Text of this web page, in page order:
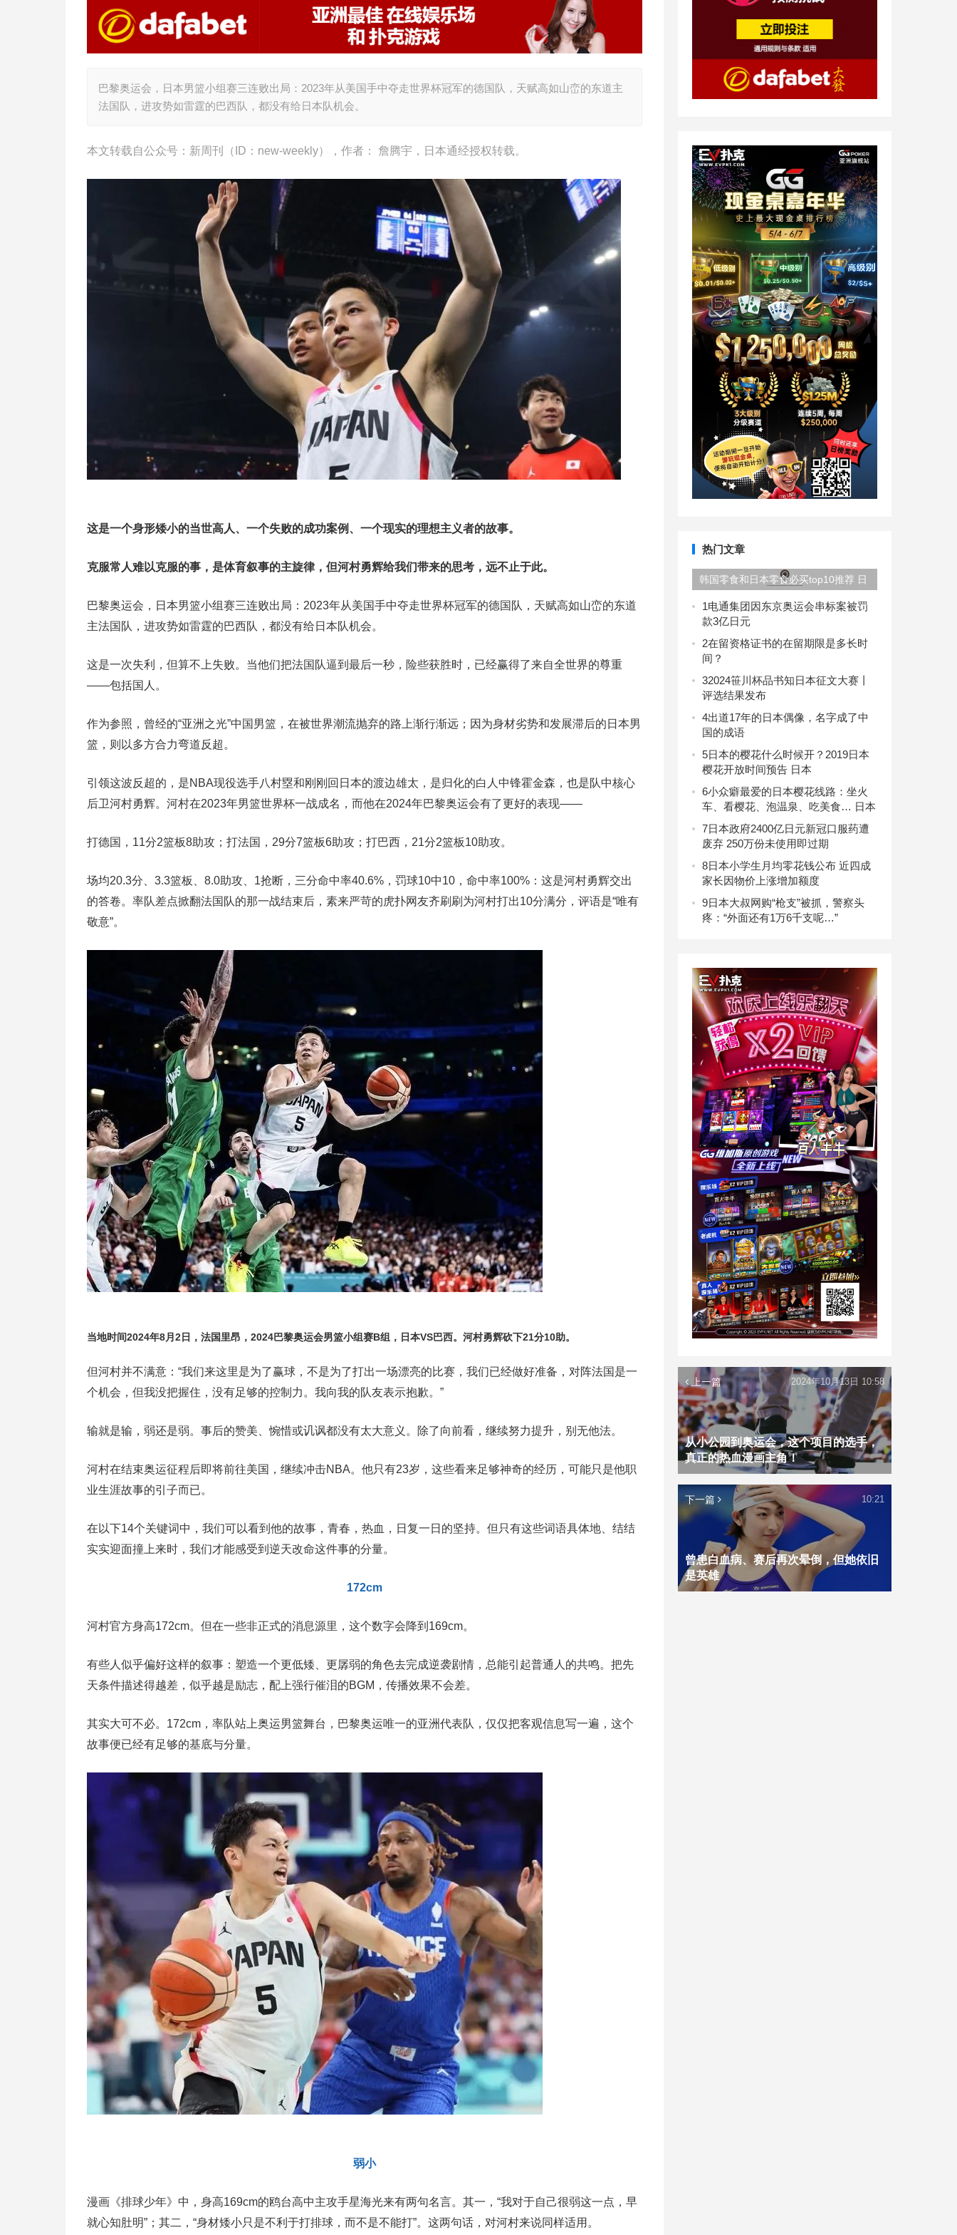
巴黎奥运会，日本男篮小组赛三连败出局：2023年从美国手中夺走世界杯冠军的德国队，天赋高如山峦的东道主
法国队，进攻势如雷霆的巴西队，都没有给日本队机会。
本文转载自公众号：新周刊（ID：new-weekly），作者： 詹腾宇，日本通经授权转载。
这是一个身形矮小的当世高人、一个失败的成功案例、一个现实的理想主义者的故事。
克服常人难以克服的事，是体育叙事的主旋律，但河村勇辉给我们带来的思考，远不止于此。
巴黎奥运会，日本男篮小组赛三连败出局：2023年从美国手中夺走世界杯冠军的德国队，天赋高如山峦的东道
主法国队，进攻势如雷霆的巴西队，都没有给日本队机会。
这是一次失利，但算不上失败。当他们把法国队逼到最后一秒，险些获胜时，已经赢得了来自全世界的尊重
——包括国人。
作为参照，曾经的“亚洲之光”中国男篮，在被世界潮流抛弃的路上渐行渐远；因为身材劣势和发展滞后的日本男
篮，则以多方合力弯道反超。
引领这波反超的，是NBA现役选手八村塁和刚刚回日本的渡边雄太，是归化的白人中锋霍金森，也是队中核心
后卫河村勇辉。河村在2023年男篮世界杯一战成名，而他在2024年巴黎奥运会有了更好的表现——
打德国，11分2篮板8助攻；打法国，29分7篮板6助攻；打巴西，21分2篮板10助攻。
场均20.3分、3.3篮板、8.0助攻、1抢断，三分命中率40.6%，罚球10中10，命中率100%：这是河村勇辉交出
的答卷。率队差点掀翻法国队的那一战结束后，素来严苛的虎扑网友齐刷刷为河村打出10分满分，评语是“唯有
敬意”。
当地时间2024年8月2日，法国里昂，2024巴黎奥运会男篮小组赛B组，日本VS巴西。河村勇辉砍下21分10助。
但河村并不满意：“我们来这里是为了赢球，不是为了打出一场漂亮的比赛，我们已经做好准备，对阵法国是一
个机会，但我没把握住，没有足够的控制力。我向我的队友表示抱歉。”
输就是输，弱还是弱。事后的赞美、惋惜或讥讽都没有太大意义。除了向前看，继续努力提升，别无他法。
河村在结束奥运征程后即将前往美国，继续冲击NBA。他只有23岁，这些看来足够神奇的经历，可能只是他职
业生涯故事的引子而已。
在以下14个关键词中，我们可以看到他的故事，青春，热血，日复一日的坚持。但只有这些词语具体地、结结
实实迎面撞上来时，我们才能感受到逆天改命这件事的分量。
172cm
河村官方身高172cm。但在一些非正式的消息源里，这个数字会降到169cm。
有些人似乎偏好这样的叙事：塑造一个更低矮、更孱弱的角色去完成逆袭剧情，总能引起普通人的共鸣。把先
天条件描述得越差，似乎越是励志，配上强行催泪的BGM，传播效果不会差。
其实大可不必。172cm，率队站上奥运男篮舞台，巴黎奥运唯一的亚洲代表队，仅仅把客观信息写一遍，这个
故事便已经有足够的基底与分量。
弱小
漫画《排球少年》中，身高169cm的鸥台高中主攻手星海光来有两句名言。其一，“我对于自己很弱这一点，早
就心知肚明”；其二，“身材矮小只是不利于打排球，而不是不能打”。这两句话，对河村来说同样适用。
热门文章
韩国零食和日本零食必买top10推荐 日
本
1电通集团因东京奥运会串标案被罚
款3亿日元
2在留资格证书的在留期限是多长时
间？
32024笹川杯品书知日本征文大赛丨
评选结果发布
4出道17年的日本偶像，名字成了中
国的成语
5日本的樱花什么时候开？2019日本
樱花开放时间预告 日本
6小众癖最爱的日本樱花线路：坐火
车、看樱花、泡温泉、吃美食… 日本
7日本政府2400亿日元新冠口服药遭
废弃 250万份未使用即过期
8日本小学生月均零花钱公布 近四成
家长因物价上涨增加额度
9日本大叔网购“枪支”被抓，警察头
疼：“外面还有1万6千支呢…”
上一篇
从小公园到奥运会，这个项目的选手，
真正的热血漫画主角！
2024年10月13日 10:58
下一篇
曾患白血病、赛后再次晕倒，但她依旧
是英雄
10:21